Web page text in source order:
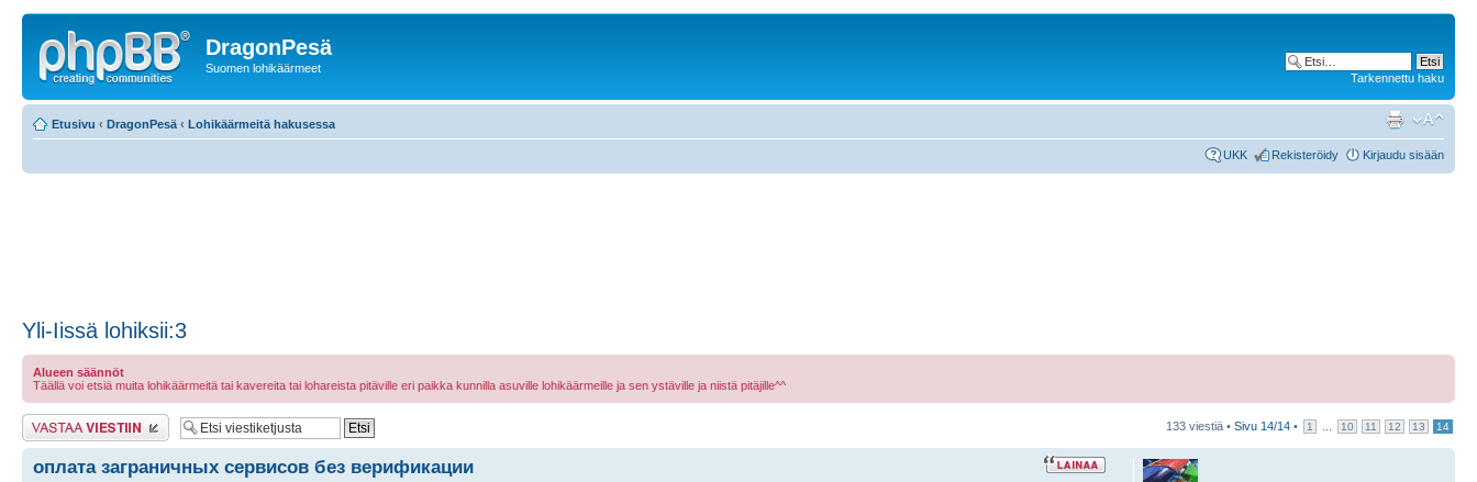
DragonPesä
Suomen lohikäärmeet
Tarkennettu haku
Etusivu ‹ DragonPesä ‹ Lohikäärmeitä hakusessa
UKK Rekisteröidy Kirjaudu sisään
Yli-Iissä lohiksii:3
Alueen säännöt
Täällä voi etsiä muita lohikäärmeitä tai kavereita tai lohareista pitäville eri paikka kunnilla asuville lohikäärmeille ja sen ystäville ja niistä pitäjille^^
Lähetä vastaus 133 viestiä • Sivu 14/14 • 1 10 11 12 13 14
оплата заграничных сервисов без верификации